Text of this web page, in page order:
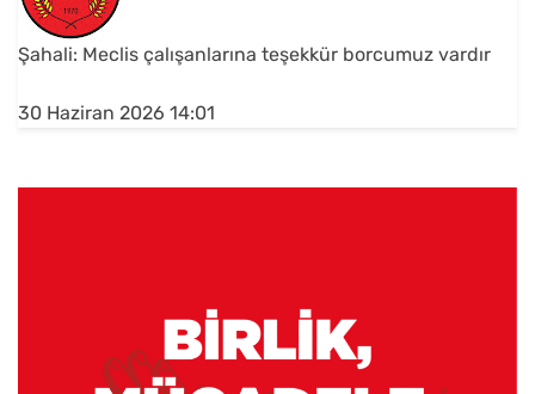
Şahali: Meclis çalışanlarına teşekkür borcumuz vardır
30 Haziran 2026 14:01